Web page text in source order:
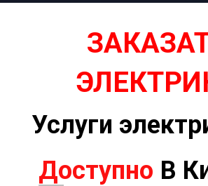
Услуги
Доступно В